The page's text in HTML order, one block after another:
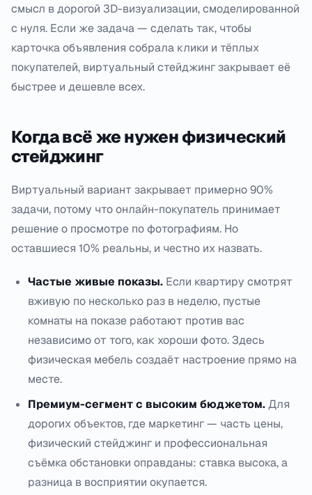
смысл в дорогой 3D-визуализации, смоделированной
с нуля. Если же задача — сделать так, чтобы
карточка объявления собрала клики и тёплых
покупателей, виртуальный стейджинг закрывает её
быстрее и дешевле всех.
Когда всё же нужен физический
стейджинг
Виртуальный вариант закрывает примерно 90%
задачи, потому что онлайн-покупатель принимает
решение о просмотре по фотографиям. Но
оставшиеся 10% реальны, и честно их назвать.
Частые живые показы. Если квартиру смотрят
вживую по несколько раз в неделю, пустые
комнаты на показе работают против вас
независимо от того, как хороши фото. Здесь
физическая мебель создаёт настроение прямо на
месте.
Премиум-сегмент с высоким бюджетом.Для
дорогих объектов, где маркетинг — часть цены,
физический стейджинг и профессиональная
съёмка обстановки оправданы: ставка высока, а
разница в восприятии окупается.